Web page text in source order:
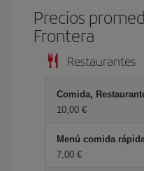
Precios
Frontera
Restaurantes
Comida,
10,00 €
Menú comida
7,00 €